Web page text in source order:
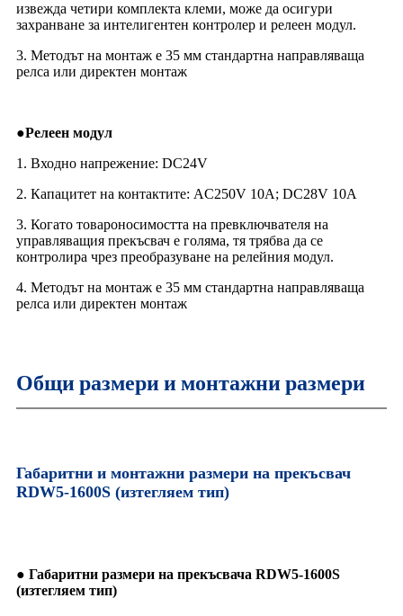
извежда четири комплекта клеми, може да осигури
захранване за интелигентен контролер и релеен модул.
3. Методът на монтаж е 35 мм стандартна направляваща
релса или директен монтаж
●Релеен модул
1. Входно напрежение: DC24V
2. Капацитет на контактите: AC250V 10A; DC28V 10A
3. Когато товароносимостта на превключвателя на
управляващия прекъсвач е голяма, тя трябва да се
контролира чрез преобразуване на релейния модул.
4. Методът на монтаж е 35 мм стандартна направляваща
релса или директен монтаж
Общи размери и монтажни размери
Габаритни и монтажни размери на прекъсвач
RDW5-1600S (изтегляем тип)
● Габаритни размери на прекъсвача RDW5-1600S
(изтегляем тип)